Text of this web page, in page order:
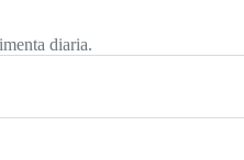
diaria.